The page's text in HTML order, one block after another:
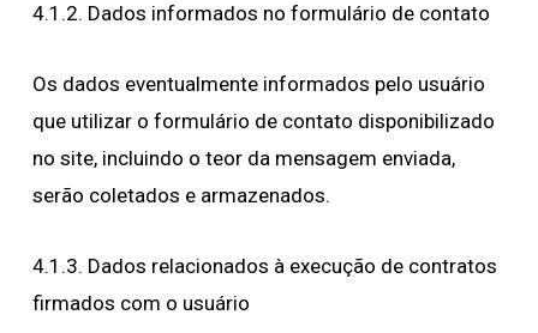
4.1.2. Dados informados no formulário de contato
Os dados eventualmente informados pelo usuário
que utilizar o formulário de contato disponibilizado
no site, incluindo o teor da mensagem enviada,
serão coletados e armazenados.
4.1.3. Dados relacionados à execução de contratos
firmados com o usuário